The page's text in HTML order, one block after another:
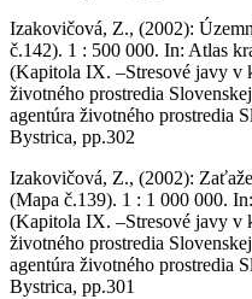
Izakovičová, Z., (2002):
č.142). 1 : 500 000. In: Atlas
(Kapitola IX. –Stresové javy v
životného prostredia
agentúra životného prostredia
Bystrica, pp.302
Izakovičová, Z., (2002):
(Mapa č.139). 1 : 1 000 000.
(Kapitola IX. –Stresové javy v
životného prostredia
agentúra životného prostredia
Bystrica, pp.301